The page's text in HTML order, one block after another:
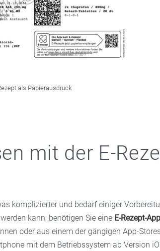
als Papierausdruck
mit der E-
komplizierter und bedarf einiger
kann, benötigen Sie eine E-Rezept-App
oder aus einem der gängigen App-
mit dem Betriebssystem ab Version